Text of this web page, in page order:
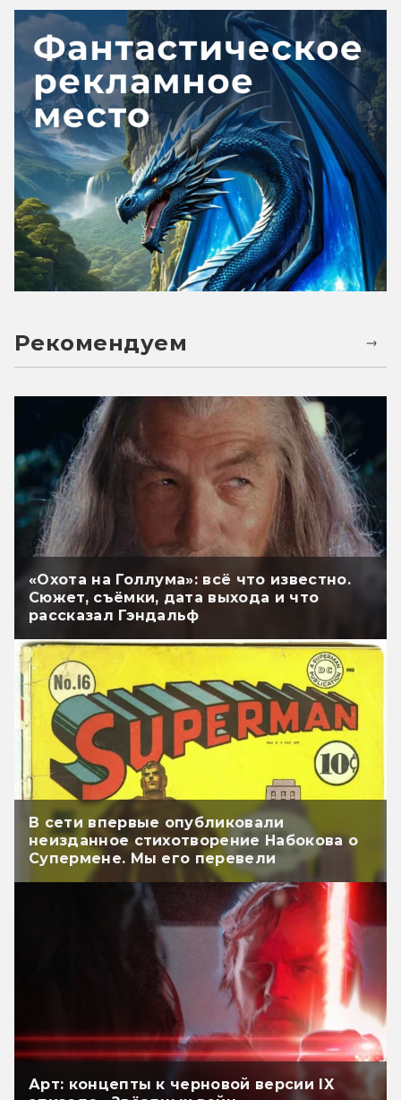
Рекомендуем
«Охота на Голлума»: всё что известно.
Сюжет, съёмки, дата выхода и что
рассказал Гэндальф
В сети впервые опубликовали
неизданное стихотворение Набокова о
Супермене. Мы его перевели
Арт: концепты к черновой версии IX